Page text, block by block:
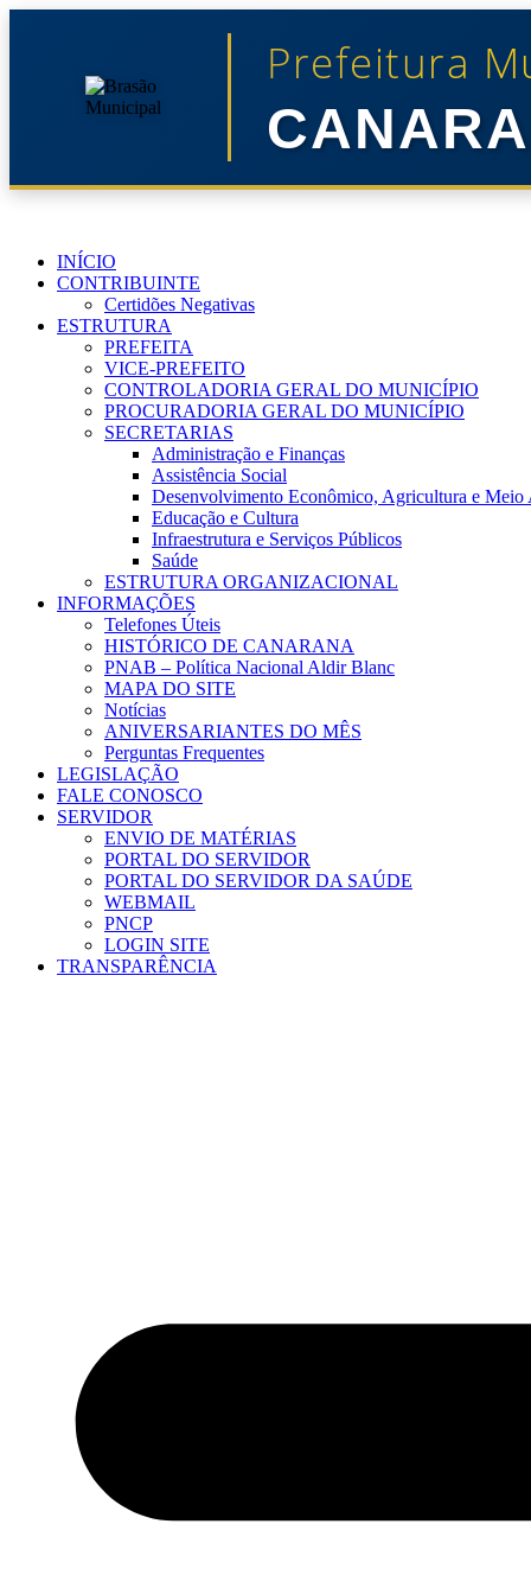
Prefeitura
INÍCIO
CONTRIBUINTE
Certidões Negativas
ESTRUTURA
PREFEITA
VICE-PREFEITO
CONTROLADORIA GERAL DO MUNICÍPIO
PROCURADORIA GERAL DO MUNICÍPIO
SECRETARIAS
Administração e Finanças
Assistência Social
Desenvolvimento Econômico, Agricultura e Meio
Educação e Cultura
Infraestrutura e Serviços Públicos
Saúde
ESTRUTURA ORGANIZACIONAL
INFORMAÇÕES
Telefones Úteis
HISTÓRICO DE CANARANA
PNAB – Política Nacional Aldir Blanc
MAPA DO SITE
Notícias
ANIVERSARIANTES DO MÊS
Perguntas Frequentes
LEGISLAÇÃO
FALE CONOSCO
SERVIDOR
ENVIO DE MATÉRIAS
PORTAL DO SERVIDOR
PORTAL DO SERVIDOR DA SAÚDE
WEBMAIL
PNCP
LOGIN SITE
TRANSPARÊNCIA